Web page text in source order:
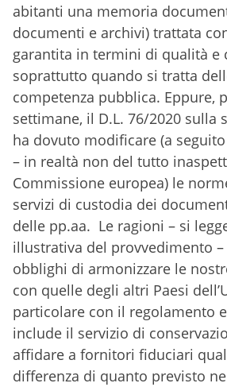
abitanti una memoria
documenti e archivi) trattata
garantita in termini di qualità e
soprattutto quando si tratta
competenza pubblica. Eppure,
settimane, il D.L. 76/2020 sulla
ha dovuto modificare (a
– in realtà non del tutto
Commissione europea) le
servizi di custodia dei
delle pp.aa. Le ragioni – si
illustrativa del provvedimento
obblighi di armonizzare le
con quelle degli altri Paesi
particolare con il regolamento
include il servizio di
affidare a fornitori fiduciari
differenza di quanto previsto